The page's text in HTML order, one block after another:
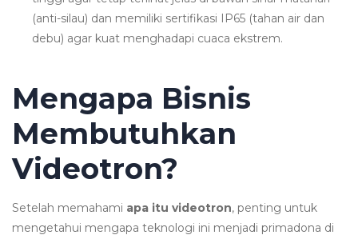
(anti-silau) dan memiliki sertifikasi IP65 (tahan air dan
debu) agar kuat menghadapi cuaca ekstrem.
Mengapa Bisnis
Membutuhkan
Videotron?
Setelah memahami apa itu videotron, penting untuk
mengetahui mengapa teknologi ini menjadi primadona di